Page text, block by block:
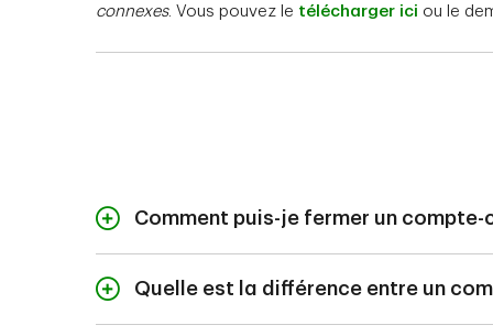
connexes. Vous pouvez le télécharger ici ou le
Comment puis-je fermer un compte-
Pour fermer votre
près ou à appeler
Quelle est la différence entre un
Les comptes-